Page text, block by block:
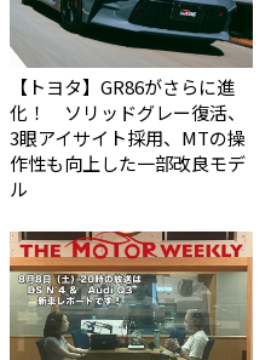
【トヨタ】GR86がさらに進
化！ ソリッドグレー復活、
3眼アイサイト採用、MTの操
作性も向上した一部改良モデ
ル